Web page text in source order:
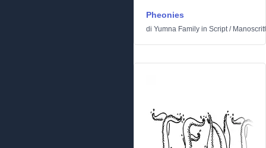
Pheonies
di Yumna Family in Script/